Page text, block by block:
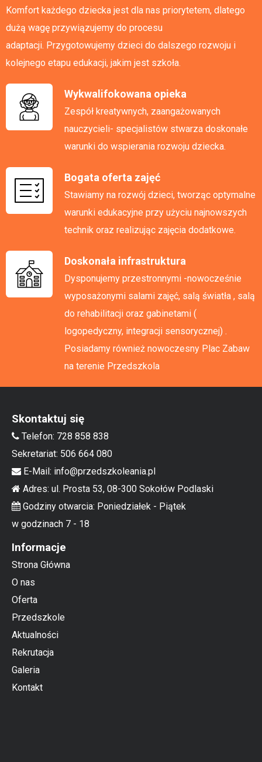
Komfort każdego dziecka jest dla nas priorytetem, dlatego
dużą wagę przywiązujemy do procesu
adaptacji. Przygotowujemy dzieci do dalszego rozwoju i
kolejnego etapu edukacji, jakim jest szkoła.
Wykwalifokowana opieka
Zespół kreatywnych, zaangażowanych
nauczycieli- specjalistów stwarza doskonałe
warunki do wspierania rozwoju dziecka.
Bogata oferta zajęć
Stawiamy na rozwój dzieci, tworząc optymalne
warunki edukacyjne przy użyciu najnowszych
technik oraz realizując zajęcia dodatkowe.
Doskonała infrastruktura
Dysponujemy przestronnymi -nowocześnie
wyposażonymi salami zajęć, salą światła , salą
do rehabilitacji oraz gabinetami (
logopedyczny, integracji sensorycznej) .
Posiadamy również nowoczesny Plac Zabaw
na terenie Przedszkola
Skontaktuj się
Telefon: 728 858 838
Sekretariat: 506 664 080
E-Mail: info@przedszkoleania.pl
Adres: ul. Prosta 53, 08-300 Sokołów Podlaski
Godziny otwarcia: Poniedziałek - Piątek
w godzinach 7 - 18
Informacje
Strona Główna
O nas
Oferta
Przedszkole
Aktualności
Rekrutacja
Galeria
Kontakt